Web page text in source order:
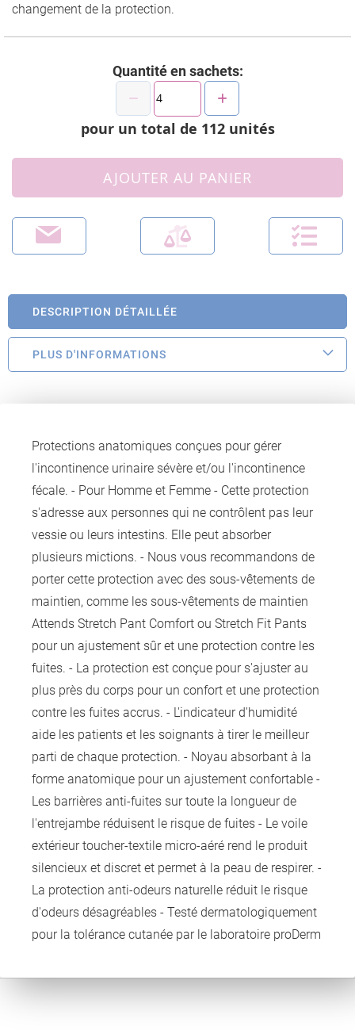
changement de la protection.
Quantité en sachets:
pour un total de 112unités
AJOUTER AU PANIER
DESCRIPTION DÉTAILLÉE
PLUS D'INFORMATIONS
Protections anatomiques conçues pour gérer
l'incontinence urinaire sévère et/ou l'incontinence
fécale. - Pour Homme et Femme - Cette protection
s'adresse aux personnes qui ne contrôlent pas leur
vessie ou leurs intestins. Elle peut absorber
plusieurs mictions. - Nous vous recommandons de
porter cette protection avec des sous-vêtements de
maintien, comme les sous-vêtements de maintien
Attends Stretch Pant Comfort ou Stretch Fit Pants
pour un ajustement sûr et une protection contre les
fuites. - La protection est conçue pour s'ajuster au
plus près du corps pour un confort et une protection
contre les fuites accrus. - L'indicateur d'humidité
aide les patients et les soignants à tirer le meilleur
parti de chaque protection. - Noyau absorbant à la
forme anatomique pour un ajustement confortable -
Les barrières anti-fuites sur toute la longueur de
l'entrejambe réduisent le risque de fuites - Le voile
extérieur toucher-textile micro-aéré rend le produit
silencieux et discret et permet à la peau de respirer. -
La protection anti-odeurs naturelle réduit le risque
d'odeurs désagréables - Testé dermatologiquement
pour la tolérance cutanée par le laboratoire proDerm